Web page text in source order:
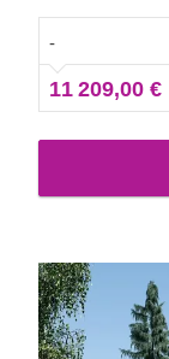
tout en laissant
facile et
-
11 209,00 €